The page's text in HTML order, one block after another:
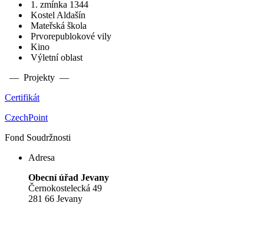
1. zmínka 1344
Kostel Aldašín
Mateřská škola
Prvorepublokové vily
Kino
Výletní oblast
— Projekty —
Certifikát
CzechPoint
Fond Soudržnosti
Adresa
Obecní úřad Jevany
Černokostelecká 49
281 66 Jevany